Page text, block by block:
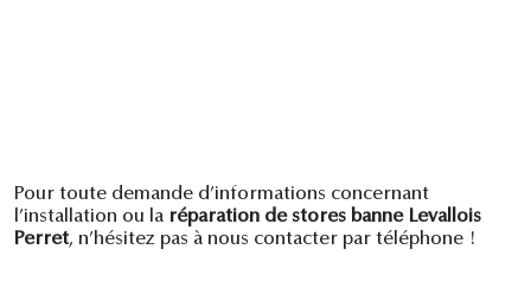
Pour toute demande d’informations concernant
l’installation ou la réparation de stores banne Levallois
Perret, n’hésitez pas à nous contacter par téléphone !